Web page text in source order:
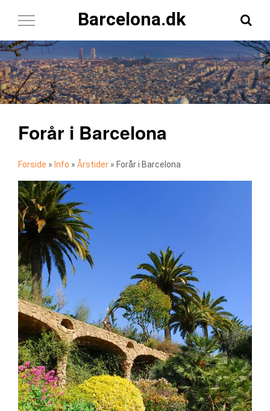
Barcelona.dk
Toggle
Forår i Barcelona
Forside » Info » Årstider » Forår i Barcelona